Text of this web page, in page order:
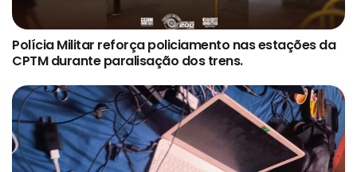
Polícia Militar reforça policiamento nas estações da
CPTM durante paralisação dos trens.